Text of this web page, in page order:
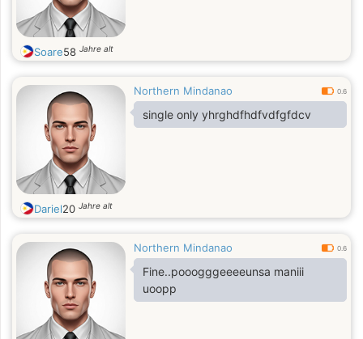
Soare58 Jahre alt
Northern Mindanao 0.6
single only yhrghdfhdfvdfgfdcv
Dariel20 Jahre alt
Northern Mindanao 0.6
Fine..pooogggeeeeunsa maniii
uoopp